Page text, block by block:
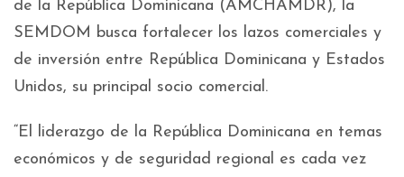
de la República Dominicana (AMCHAMDR), la
SEMDOM busca fortalecer los lazos comerciales y
de inversión entre República Dominicana y Estados
Unidos, su principal socio comercial.
“El liderazgo de la República Dominicana en temas
económicos y de seguridad regional es cada vez